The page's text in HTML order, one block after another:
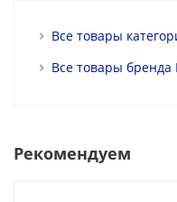
Все товары
Все товары
Рекомендуем